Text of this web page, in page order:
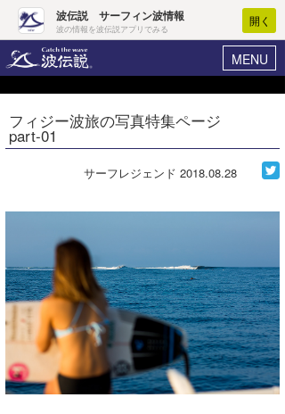
波伝説 サーフィン波情報
波の情報を波伝説アプリでみる
開く
MENU
ヘルプ マイホーム
ログイン
新規会員登録
WAVE HUNTER
気象情報
ニュース
サーフィンエリアガイド
会員メニュー
フィジー波旅の写真特集ページ
part-01
サーフレジェンド 2018.08.28
Core Surf Japan
コラム
トラベル
ショップ情報
ショップ情報
ウラナミ